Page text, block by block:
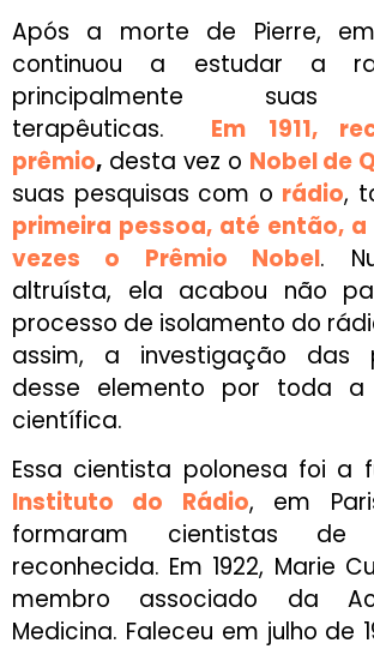
Após a morte de Pierre, em
continuou a estudar a
principalmente suas
terapêuticas. Em 1911,
prêmio, desta vez o Nobel de
suas pesquisas com o rádio,
primeira pessoa, até então,
vezes o Prêmio Nobel.
altruísta, ela acabou não
processo de isolamento do
assim, a investigação das
desse elemento por toda a
científica.
Essa cientista polonesa foi a
Instituto do Rádio, em
formaram cientistas de
reconhecida. Em 1922, Marie
membro associado da
Medicina. Faleceu em julho de